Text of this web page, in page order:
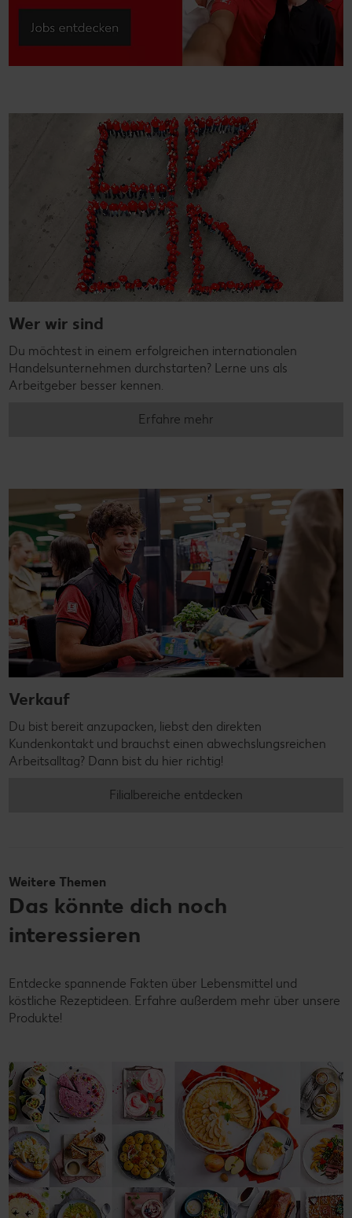
Wer wir sind
Du möchtest in einem erfolgreichen internationalen
Handelsunternehmen durchstarten? Lerne uns als
Arbeitgeber besser kennen.
Erfahre mehr
Verkauf
Du bist bereit anzupacken, liebst den direkten
Kundenkontakt und brauchst einen abwechslungsreichen
Arbeitsalltag? Dann bist du hier richtig!
Filialbereiche entdecken
Weitere Themen
Das könnte dich noch
interessieren
Entdecke spannende Fakten über Lebensmittel und
köstliche Rezeptideen. Erfahre außerdem mehr über unsere
Produkte!